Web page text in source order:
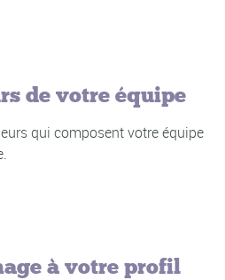
de votre équipe
qui composent votre équipe
à votre profil